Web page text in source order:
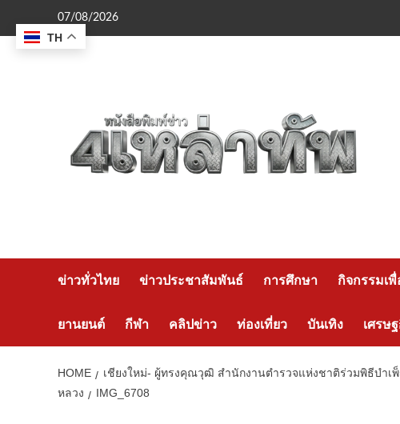
content
07/08/2026
ข่าวทั่วไทย ข่าวประชาสัมพันธ์ การศึกษา กิจกรรมเ
ยานยนต์ กีฬา คลิปข่าว ท่องเที่ยว บันเทิง เศรษ
HOME
เชียงใหม่- ผู้ทรงคุณวุฒิ สำนักงานตำรวจแห่งชาติร่วมพิธีบำ
หลวง
IMG_6708
TH